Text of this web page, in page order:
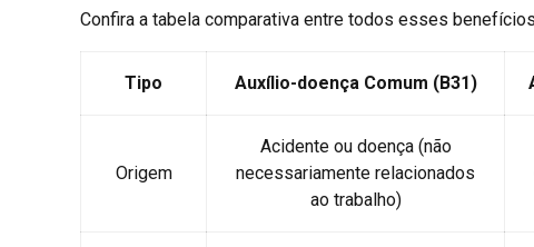
Confira a tabela comparativa entre todos esses
Tipo Auxílio-doença Comum (B31)
Origem
Acidente ou doença (não
necessariamente relacionados
ao trabalho)